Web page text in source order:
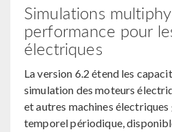
Simulations
performance pour
électriques
La version 6.2 étend les
simulation des moteurs
et autres machines électriques
temporel périodique,